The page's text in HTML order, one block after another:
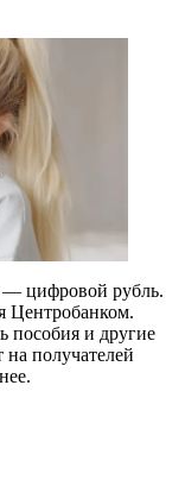
— цифровой рубль.
Центробанком.
пособия и другие
на получателей